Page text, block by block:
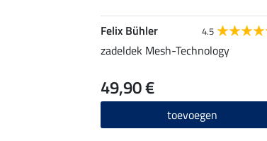
Felix Bühler 4.5
zadeldek Mesh-Technology
49,90 €
toevoegen